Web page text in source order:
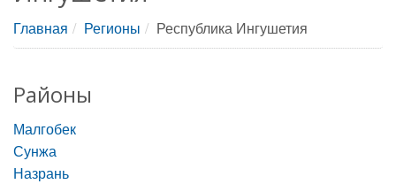
Главная Регионы Республика Ингушетия
Районы
Малгобек
Сунжа
Назрань